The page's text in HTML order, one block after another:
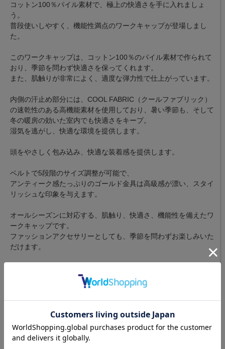
コットン100％パイル素材で、極上の快適さを手に入れましょ
う。
普段使いしやすく、機能性満点のワークキャップが登場しまし
た。
このワークキャップは、コットン100％のパイル素材で作られて
おり、季節を問わず快適さを保ってくれます。
また、肌触りが非常によく、適度な弾力性で仕上がっています。
内側の汗止め部分には、COOL FABRIC（クールファブリック）
の速乾性のある高機能素材を使用しており、暑い季節も、そして
冬の暖房の効いた室内でも快適さをキープ。
湿気を逃がし、快適な環境を提供します。
頭をやさしく包み込み、快適な装着感を提供します。
ベルトで5段階のサイズ調整が可能で、
アンティーク感たっぷりのゴールド金具は高級感が漂い、スタイ
リッシュな印象を与えます。
オールシーズンに対応する、肌触り、快適さ、機能性を備えたワ
ークキャップです。
ファッションアクセサリーとしても、季節を問わずお楽しみいた
だけます。
サイズは実測値56cm～63cmで、ベースとなるサイズは約59cm
最適なサイズレンジは57cm～61cmとなります。